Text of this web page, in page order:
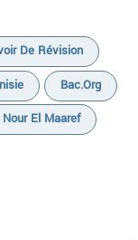
De Révision
Bac.org
Nour El Maaref